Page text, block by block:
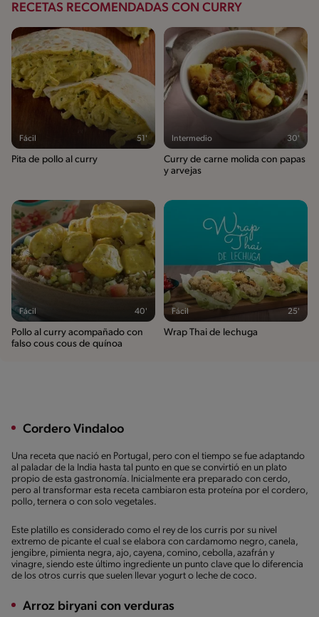
RECETAS RECOMENDADAS CON CURRY
Fácil 51'
Pita de pollo al curry
Intermedio 30'
Curry de carne molida con papas
y arvejas
Fácil 40'
Pollo al curry acompañado con
falso cous cous de quínoa
Fácil 25'
Wrap Thai de lechuga
Cordero Vindaloo
Una receta que nació en Portugal, pero con el tiempo se fue adaptando
al paladar de la India hasta tal punto en que se convirtió en un plato
propio de esta gastronomía. Inicialmente era preparado con cerdo,
pero al transformar esta receta cambiaron esta proteína por el cordero,
pollo, ternera o con solo vegetales.
Este platillo es considerado como el rey de los curris por su nivel
extremo de picante el cual se elabora con cardamomo negro, canela,
jengibre, pimienta negra, ajo, cayena, comino, cebolla, azafrán y
vinagre, siendo este último ingrediente un punto clave que lo diferencia
de los otros curris que suelen llevar yogurt o leche de coco.
Arroz biryani con verduras